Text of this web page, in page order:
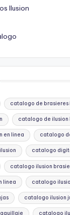
Ilusion
catalogo de brasieres
catalogo de ilusion
en linea catalogo
catalogo
catalogo ilusion
linea catalogo
catalogo ilusion
catalogo